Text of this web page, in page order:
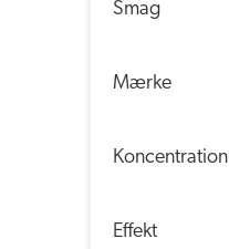
Smag
Mærke
Koncentration
Effekt